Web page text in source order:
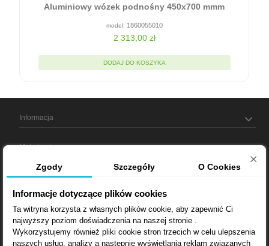
Aluminiowy wózek podnośny 450x700 mmm
1860055010
2 313,00 zł
DODAJ DO KOSZYKA
Informacja
Moje konto
Informacja o sklepie
Bądź na bieżąco
Zgody Szczegóły O Cookies
Informacje dotyczące plików cookies
Ta witryna korzysta z własnych plików cookie, aby zapewnić Ci
najwyższy poziom doświadczenia na naszej stronie .
Wykorzystujemy również pliki cookie stron trzecich w celu ulepszenia
naszych usług, analizy a nastepnie wyświetlania reklam związanych